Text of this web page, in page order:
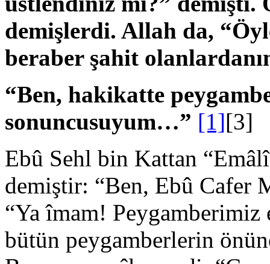
demişlerdi. Allah da,
beraber şahit
“Ben, hakikatte
sonuncusuyum…” [1][3]
Ebû Sehl bin Kattan
demiştir: “Ben, Ebû Cafer
“Ya îmam!
bütün peygamberlerin